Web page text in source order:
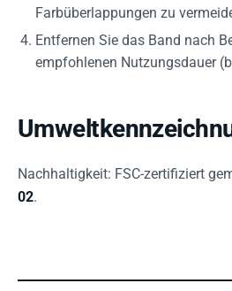
Farbüberlappungen zu
Entfernen Sie das Band nach
empfohlenen Nutzungsdauer
Nachhaltigkeit: FSC-zertifiziert
02.